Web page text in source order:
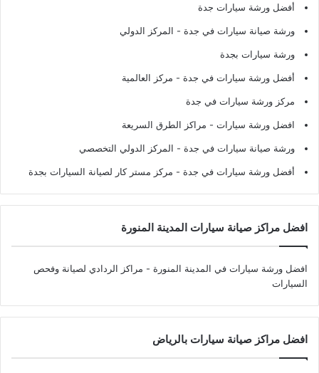
أفضل ورشة سيارات جدة
ورشة صيانة سيارات في جدة - المركز الدولي
ورشة سيارات بجدة
أفضل ورشة سيارات في جدة - مركز العالمية
مركز ورشة سيارات في جدة
افضل ورشة سيارات - مراكز الطرق السريعة
ورشة صيانة سيارات في جدة - المركز الدولي التخصصي
أفضل ورشة سيارات في جدة - مركز مستر كار لصيانة السيارات بجدة
افضل مراكز صيانة سيارات المدينة المنورة
افضل ورشة سيارات في المدينة المنورة - مراكز الردادي لصيانة وفحص
السيارات
افضل مراكز صيانة سيارات بالرياض